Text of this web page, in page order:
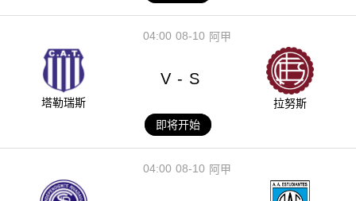
08-10
04:00 阿甲
塔勒瑞斯
V - S
拉努斯
即将开始
08-10
04:00 阿甲